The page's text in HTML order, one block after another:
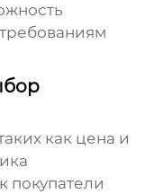
как цена и
покупатели